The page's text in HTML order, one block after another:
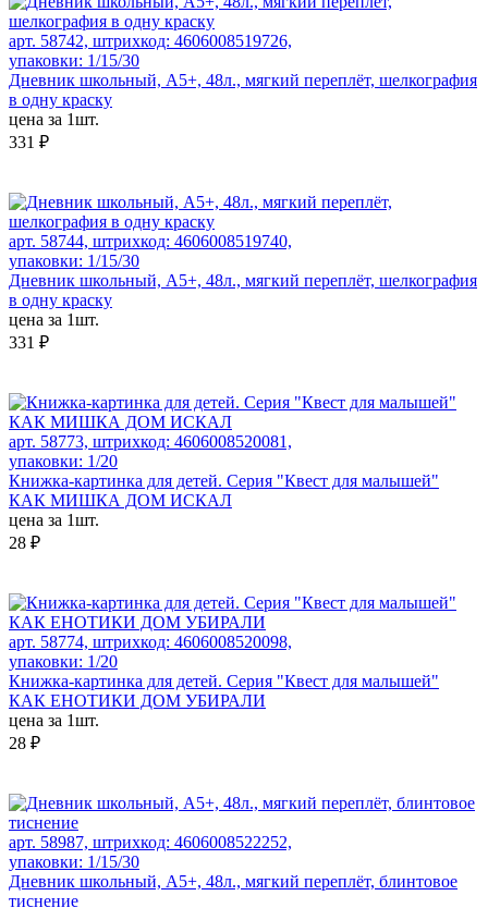
арт. 58742, штрихкод: 4606008519726,
упаковки: 1/15/30
Дневник школьный, А5+, 48л., мягкий переплёт, шелкография
в одну краску
цена за 1шт.
331 ₽
арт. 58744, штрихкод: 4606008519740,
упаковки: 1/15/30
Дневник школьный, А5+, 48л., мягкий переплёт, шелкография
в одну краску
цена за 1шт.
331 ₽
арт. 58773, штрихкод: 4606008520081,
упаковки: 1/20
Книжка-картинка для детей. Серия "Квест для малышей"
КАК МИШКА ДОМ ИСКАЛ
цена за 1шт.
28 ₽
арт. 58774, штрихкод: 4606008520098,
упаковки: 1/20
Книжка-картинка для детей. Серия "Квест для малышей"
КАК ЕНОТИКИ ДОМ УБИРАЛИ
цена за 1шт.
28 ₽
арт. 58987, штрихкод: 4606008522252,
упаковки: 1/15/30
Дневник школьный, А5+, 48л., мягкий переплёт, блинтовое
тиснение